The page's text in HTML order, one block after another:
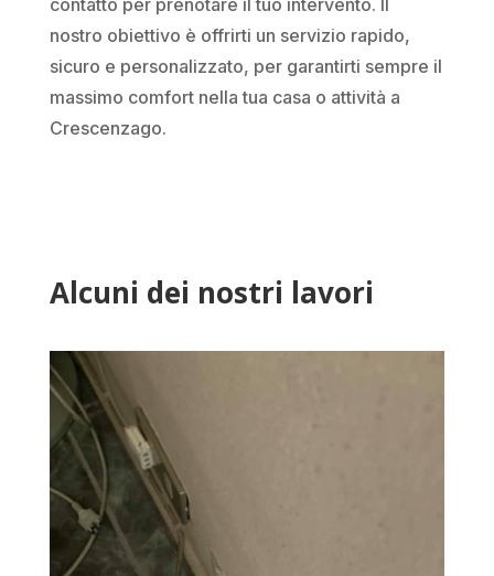
nostro obiettivo è offrirti un servizio rapido,
sicuro e personalizzato, per garantirti sempre il
massimo comfort nella tua casa o attività a
Crescenzago.
Alcuni dei nostri lavori